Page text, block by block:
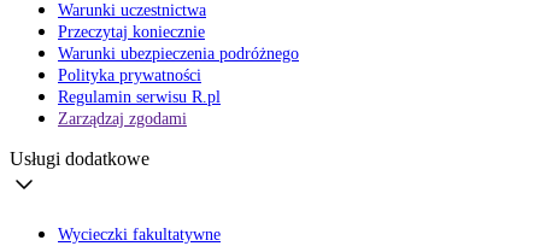
Warunki uczestnictwa
Przeczytaj koniecznie
Warunki ubezpieczenia podróżnego
Polityka prywatności
Regulamin serwisu R.pl
Zarządzaj zgodami
Usługi dodatkowe
Wycieczki fakultatywne